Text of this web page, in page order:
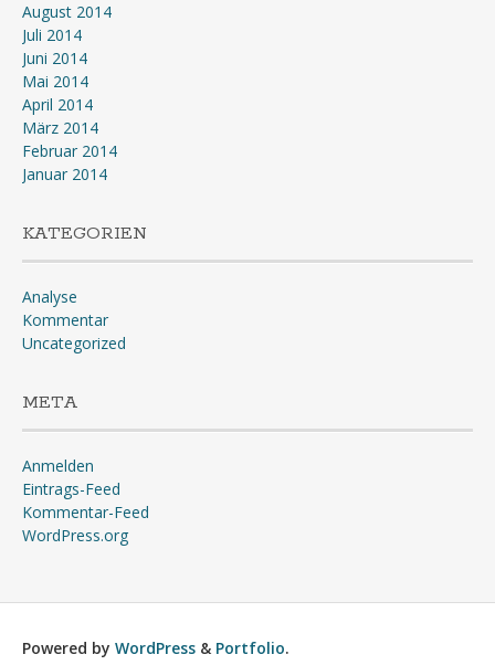
August 2014
Juli 2014
Juni 2014
Mai 2014
April 2014
März 2014
Februar 2014
Januar 2014
KATEGORIEN
Analyse
Kommentar
Uncategorized
META
Anmelden
Eintrags-Feed
Kommentar-Feed
WordPress.org
Powered by WordPress & Portfolio.